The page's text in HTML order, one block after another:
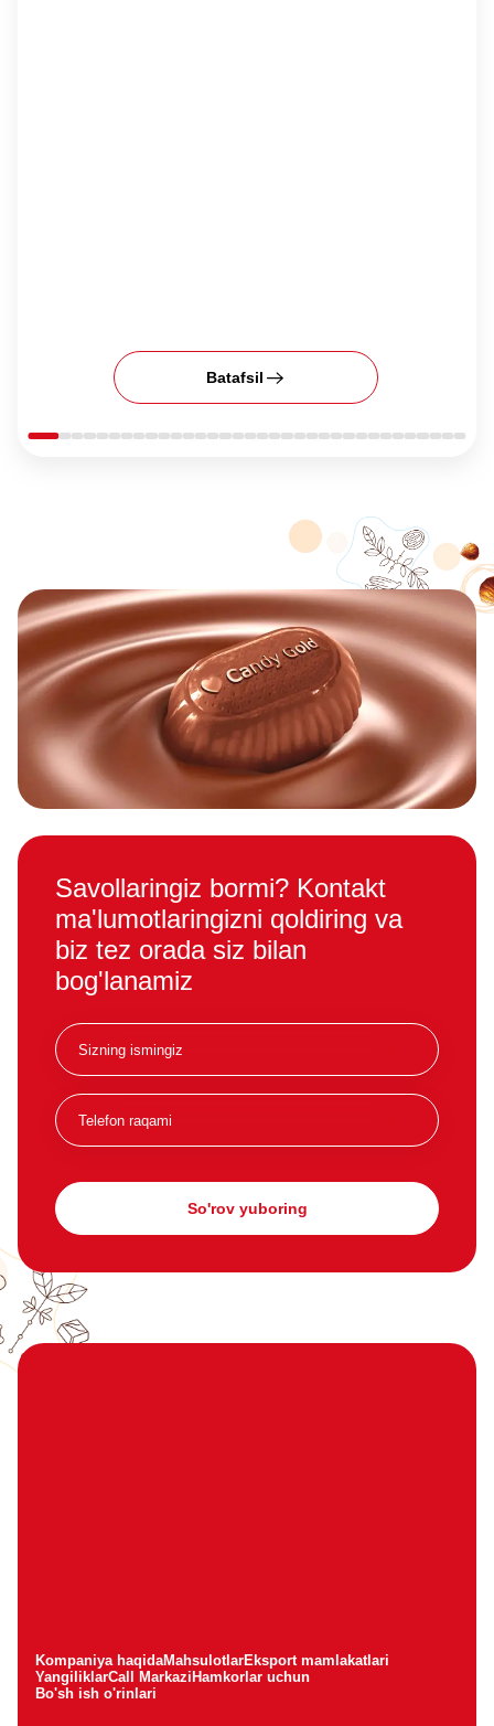
Batafsil
Savollaringiz bormi? Kontakt
ma'lumotlaringizni qoldiring va
biz tez orada siz bilan
bog'lanamiz
So'rov yuboring
Kompaniya haqidaMahsulotlarEksport mamlakatlari
YangiliklarCall MarkaziHamkorlar uchun
Bo'sh ish o'rinlari